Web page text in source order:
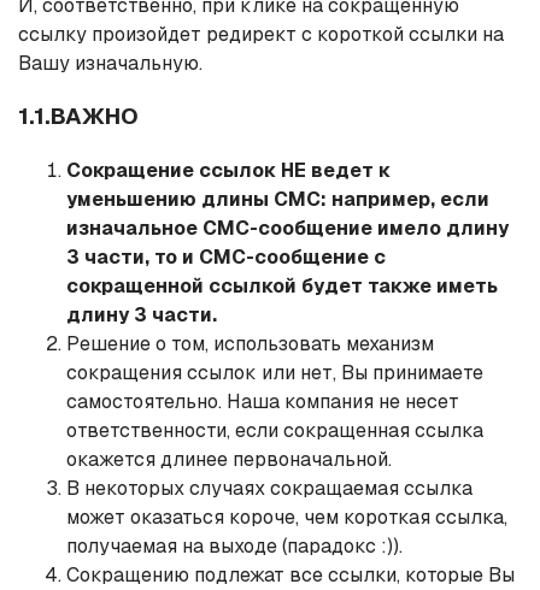
ссылку произойдет редирект с короткой ссылки на
Вашу изначальную.
1.1.ВАЖНО
Сокращение ссылок НЕ ведет к
уменьшению длины СМС: например, если
изначальное СМС-сообщение имело длину
3 части, то и СМС-сообщение с
сокращенной ссылкой будет также иметь
длину 3 части.
Решение о том, использовать механизм
сокращения ссылок или нет, Вы принимаете
самостоятельно. Наша компания не несет
ответственности, если сокращенная ссылка
окажется длинее первоначальной.
В некоторых случаях сокращаемая ссылка
может оказаться короче, чем короткая ссылка,
получаемая на выходе (парадокс :)).
Сокращению подлежат все ссылки, которые Вы